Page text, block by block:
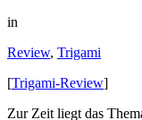
in
Review, Trigami
[Trigami-Review]
Zur Zeit liegt das